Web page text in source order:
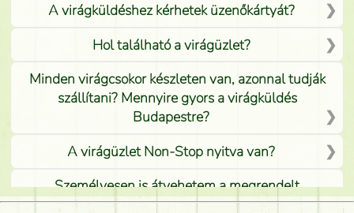
A virágküldéshez kérhetek üzenőkártyát?
Hol található a virágüzlet?
Minden virágcsokor készleten van, azonnal tudják
szállítani? Mennyire gyors a virágküldés
Budapestre?
A virágüzlet Non-Stop nyitva van?
Személyesen is átvehetem a megrendelt
virágcsokrot, vagy csak virágküldéssel, kiszállítással